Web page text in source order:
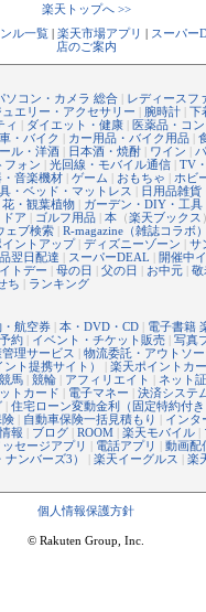
楽天トップへ >>
ル一覧 楽天市場アプリ スーパー
店のご案内
ソコン・カメラ 総合 レディースフ
ュエリー・アクセサリー 腕時計 下
ィ
ダイエット・健康
医薬品・コ
車・バイク カー用品・バイク用品
ル・洋酒 日本酒・焼酎 ワイン
フォン 光回線・モバイル通信
TV
・音楽機材 ゲーム おもちゃ ホビ
・ベッド・マットレス 日用品雑貨
花・観葉植物 ガーデン・DIY・工具
ア ゴルフ用品 本 （楽天ブックス
ェブ検索 R-magazine（雑誌コラボ）
イントアップ ディズニーゾーン サ
翌日配達 スーパーDEAL 開催中
トデー 母の日 父の日 お中元 敬
ち ランキング
航空券 本・DVD・CD 電子書籍
約 イベント・チケット販売 写真
理サービス 物流委託・アウトソ
ント提携サイト） 楽天ポイントカ
馬 競輪 アフィリエイト
ネット
トカード 電子マネー 決済システ
住宅ローン変動金利（固定特約付
険 自動車保険一括見積もり インタ
報 ブログ ROOM 楽天モバイル
セージアプリ 電話アプリ 動画配
ンバーズ3） 楽天イーグルス
楽
個人情報保護方針
© Rakuten Group, Inc.